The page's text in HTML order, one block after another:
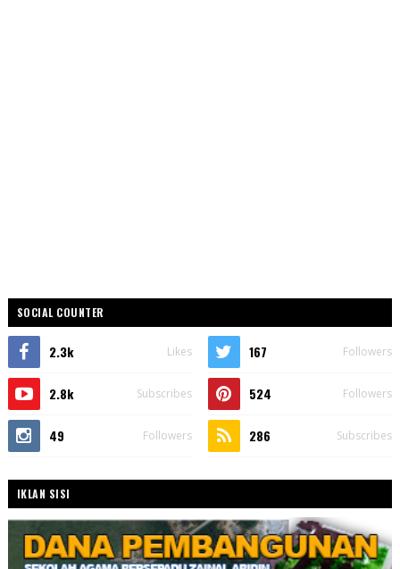
SOCIAL COUNTER
2.3k Likes 167 Followers
2.8k Subscribes 524 Followers
49 Followers 286 Subscribes
IKLAN SISI